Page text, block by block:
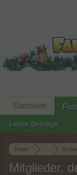
Foren
Mitglieder,
Startseite
Letzte Beiträge